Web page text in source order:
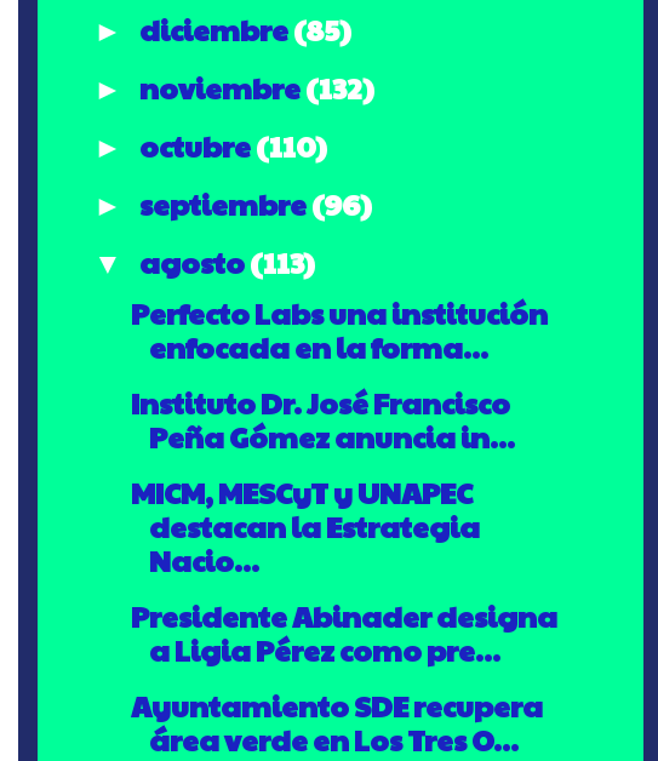
► diciembre(85)
► noviembre(132)
► octubre(110)
► septiembre(96)
▼ agosto(113)
Perfecto Labs una institución
enfocada en la forma...
Instituto Dr. José Francisco
Peña Gómez anuncia in...
MICM, MESCyT y UNAPEC
destacan la Estrategia
Nacio...
Presidente Abinader designa
a Ligia Pérez como pre...
Ayuntamiento SDE recupera
área verde en Los Tres O...